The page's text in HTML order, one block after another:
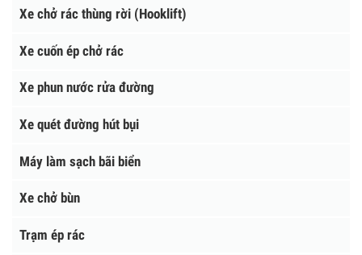
Xe quét đường hút bụi 5 khối Foton
XE MÔI TRƯỜNG
Xe bơm hút chất thải
Xe chở rác thùng rời (Hooklift)